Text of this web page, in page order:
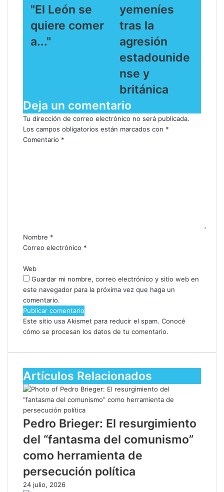
"El León se
quiere comer
a..."
yemeníes
tras la
agresión
estadounide
nse y
británica
Deja un comentario
Tu dirección de correo electrónico no será publicada.
Los campos obligatorios están marcados con *
Comentario *
Nombre *
Correo electrónico *
Web
Guardar mi nombre, correo electrónico y sitio web en
este navegador para la próxima vez que haga un
comentario.
Este sitio usa Akismet para reducir el spam. Conocé
cómo se procesan los datos de tu comentario.
Artículos Relacionados
Pedro Brieger: El resurgimiento
del “fantasma del comunismo”
como herramienta de
persecución política
24 julio, 2026